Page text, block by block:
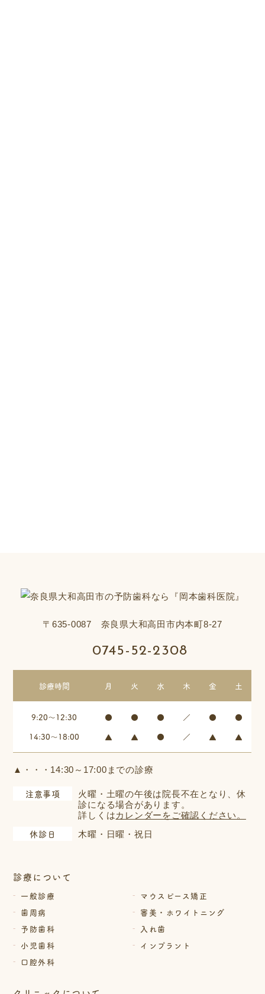
〒635-0087 奈良県大和高田市内本町8-27
0745-52-2308
診療時間 月 火 水 木 金 土
9:20～12:30 ● ● ● ／ ●
●
14:30～18:00
▲ ▲ ● ／ ▲ ▲
▲・・・14:30～17:00までの診療
注意事項 火曜・土曜の午後は院長不在となり、休
診になる場合があります。
詳しくはカレンダーをご確認ください。
休診日 木曜・日曜・祝日
診療について
一般診療
マウスピース矯正
歯周病
審美・ホワイトニング
予防歯科
入れ歯
小児歯科
インプラント
口腔外科